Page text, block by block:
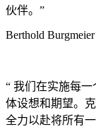
伙伴。”
Berthold Burgmeier
“ 我们在实施每
体设想和期望。
全力以赴将所有